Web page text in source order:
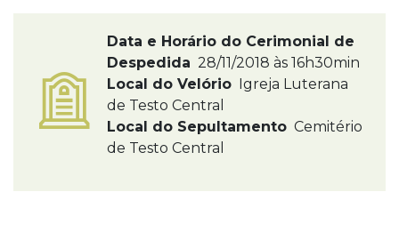
Data e Horário do Cerimonial de
Despedida 28/11/2018 às 16h30min
Local do Velório Igreja Luterana
de Testo Central
Local do Sepultamento Cemitério
de Testo Central